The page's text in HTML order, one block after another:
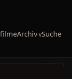
Archiv Suche